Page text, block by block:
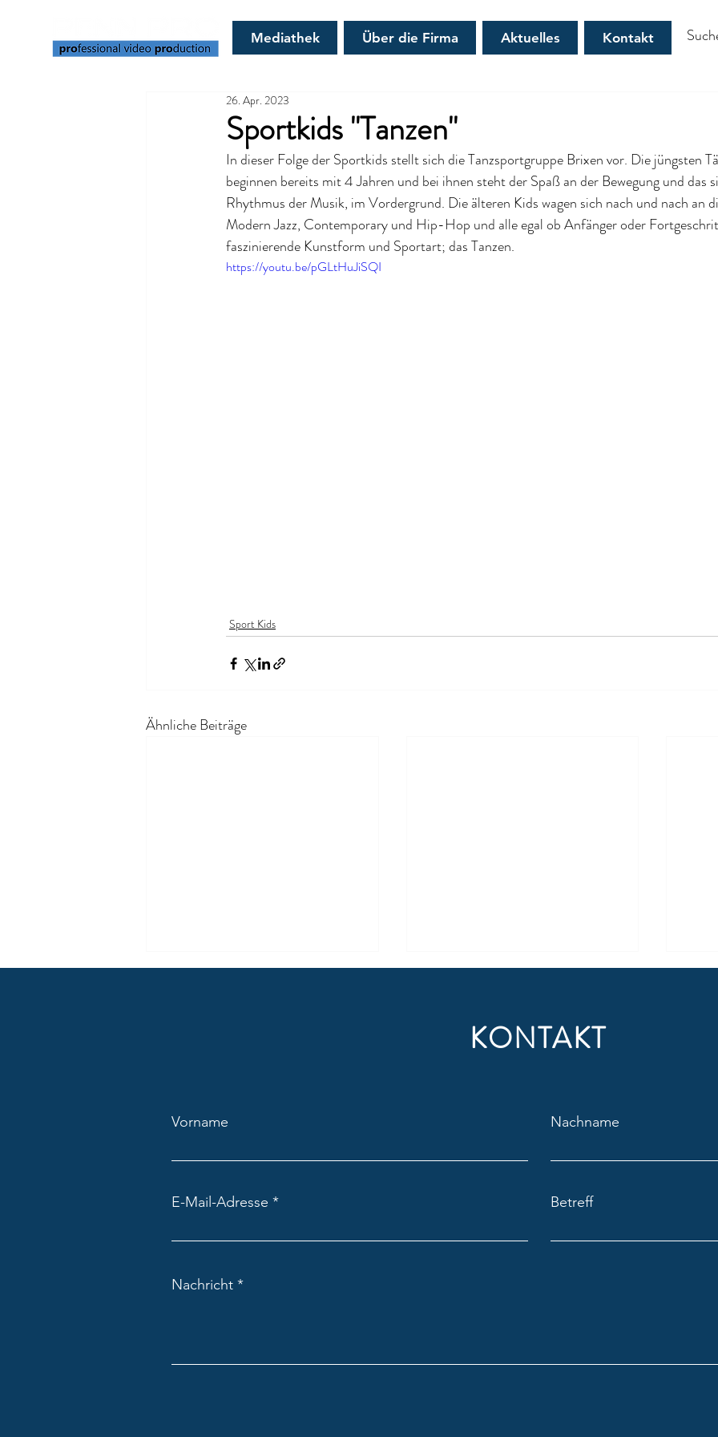
Mediathek Über die Firma Aktuelles Kontakt
Sportkids "Tanzen"
26. Apr. 2023
In dieser Folge der Sportkids stellt sich die Tanzsportgruppe Brixen vor. Die jüngsten
beginnen bereits mit 4 Jahren und bei ihnen steht der Spaß an der Bewegung und das
Rhythmus der Musik, im Vordergrund. Die älteren Kids wagen sich nach und nach an
Modern Jazz, Contemporary und Hip-Hop und alle egal ob Anfänger oder
faszinierende Kunstform und Sportart; das Tanzen.
https://youtu.be/pGLtHuJiSQI
Sport Kids
Ähnliche Beiträge
KONTAKT
Vorname Nachname
E-Mail-Adresse Betreff
Nachricht